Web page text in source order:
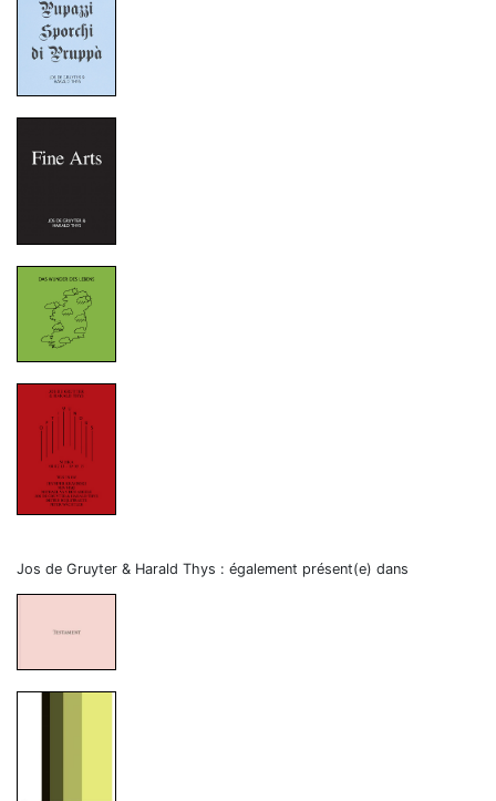
Jos de Gruyter & Harald Thys : également présent(e) dans